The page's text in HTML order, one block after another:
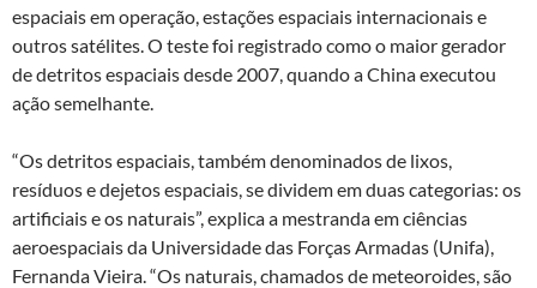
espaciais em operação, estações espaciais internacionais e
outros satélites. O teste foi registrado como o maior gerador
de detritos espaciais desde 2007, quando a China executou
ação semelhante.
“Os detritos espaciais, também denominados de lixos,
resíduos e dejetos espaciais, se dividem em duas categorias: os
artificiais e os naturais”, explica a mestranda em ciências
aeroespaciais da Universidade das Forças Armadas (Unifa),
Fernanda Vieira. “Os naturais, chamados de meteoroides, são